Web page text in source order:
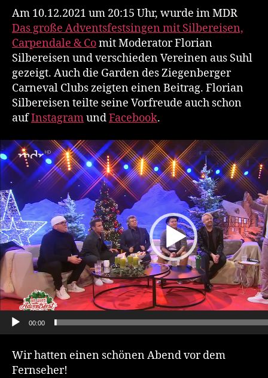
Am 10.12.2021 um 20:15 Uhr, wurde im MDR
Das große Adventsfestsingen mit Silbereisen,
Carpendale & Comit Moderator Florian
Silbereisen und verschieden Vereinen aus Suhl
gezeigt. Auch die Garden des Ziegenberger
Carneval Clubs zeigten einen Beitrag. Florian
Silbereisen teilte seine Vorfreude auch schon
aufInstagramundFacebook.
V
i
d
e
o
-
P
l
a
y
e
00:00
Wir hatten einen schönen Abend vor dem
Fernseher!